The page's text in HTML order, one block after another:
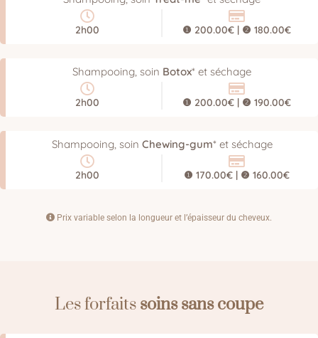
2h00 ❶ 200.00€ | ❷ 180.00€
Shampooing, soin Botox* et séchage
2h00 ❶ 200.00€ | ❷ 190.00€
Shampooing, soin Chewing-gum* et séchage
2h00 ❶ 170.00€ | ❷ 160.00€
Prix variable selon la longueur et l’épaisseur du cheveux.
Les forfaits soins sans coupe